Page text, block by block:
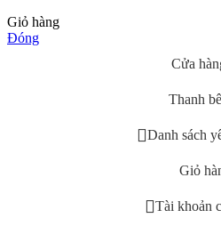
Giỏ hàng
Đóng
Cửa
Thanh
Danh sách
Giỏ
Tài khoản